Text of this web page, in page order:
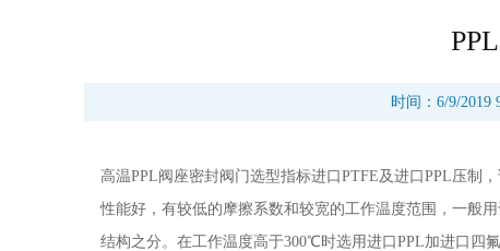
时间：6/9/2019
高温PPL阀座密封阀门选型指标进口PTFE及进口PPL压制
性能好，有较低的摩擦系数和较宽的工作温度范围，一般
结构之分。在工作温度高于300℃时选用进口PPL加进口四